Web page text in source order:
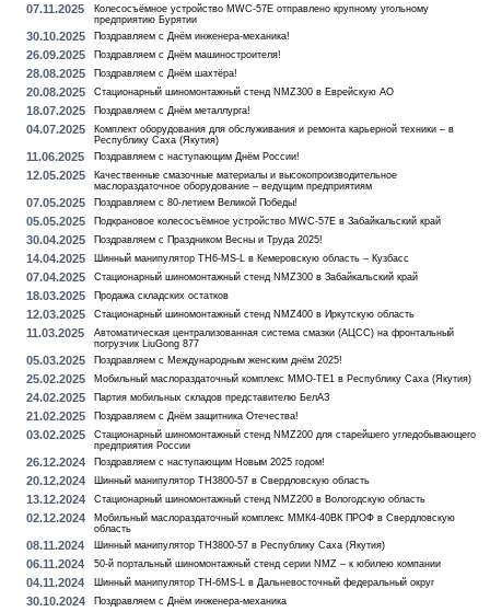
07.11.2025
Колесосъёмное устройство MWC-57E отправлено крупному угольному
предприятию Бурятии
30.10.2025 Поздравляем с Днём инженера-механика!
26.09.2025 Поздравляем с Днём машиностроителя!
28.08.2025 Поздравляем с Днём шахтёра!
20.08.2025 Стационарный шиномонтажный стенд NMZ300 в Еврейскую АО
18.07.2025 Поздравляем с Днём металлурга!
04.07.2025
Комплект оборудования для обслуживания и ремонта карьерной техники – в
Республику Саха (Якутия)
11.06.2025 Поздравляем с наступающим Днём России!
12.05.2025
Качественные смазочные материалы и высокопроизводительное
маслораздаточное оборудование – ведущим предприятиям
07.05.2025 Поздравляем с 80-летием Великой Победы!
05.05.2025 Подкрановое колесосъёмное устройство MWC-57E в Забайкальский край
30.04.2025 Поздравляем с Праздником Весны и Труда 2025!
14.04.2025 Шинный манипулятор TH6-MS-L в Кемеровскую область – Кузбасс
07.04.2025 Стационарный шиномонтажный стенд NMZ300 в Забайкальский край
18.03.2025 Продажа складских остатков
12.03.2025 Стационарный шиномонтажный стенд NMZ400 в Иркутскую область
11.03.2025
Автоматическая централизованная система смазки (АЦСС) на фронтальный
погрузчик LiuGong 877
05.03.2025 Поздравляем с Международным женским днём 2025!
25.02.2025 Мобильный маслораздаточный комплекс MMO-TE1 в Республику Саха (Якутия)
24.02.2025 Партия мобильных складов представителю БелАЗ
21.02.2025 Поздравляем с Днём защитника Отечества!
03.02.2025
Стационарный шиномонтажный стенд NMZ200 для старейшего угледобывающего
предприятия России
26.12.2024 Поздравляем с наступающим Новым 2025 годом!
20.12.2024 Шинный манипулятор TH3800-57 в Свердловскую область
13.12.2024 Стационарный шиномонтажный стенд NMZ200 в Вологодскую область
02.12.2024
Мобильный маслораздаточный комплекс ММК4-40ВК ПРОФ в Свердловскую
область
08.11.2024 Шинный манипулятор TH3800-57 в Республику Саха (Якутия)
06.11.2024 50-й портальный шиномонтажный стенд серии NMZ – к юбилею компании
04.11.2024 Шинный манипулятор TH-6MS-L в Дальневосточный федеральный округ
30.10.2024 Поздравляем с Днём инженера-механика